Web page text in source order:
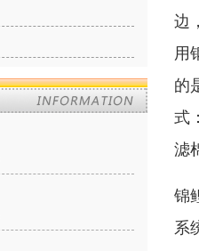
边
用
的
式
滤
锦
系